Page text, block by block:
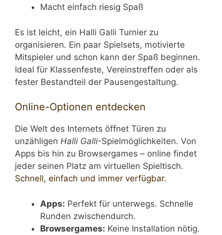
Macht einfach riesig Spaß
Es ist leicht, ein Halli Galli Turnier zu
organisieren. Ein paar Spielsets, motivierte
Mitspieler und schon kann der Spaß beginnen.
Ideal für Klassenfeste, Vereinstreffen oder als
fester Bestandteil der Pausengestaltung.
Online-Optionen entdecken
Die Welt des Internets öffnet Türen zu
unzähligen Halli Galli-Spielmöglichkeiten. Von
Apps bis hin zu Browsergames – online findet
jeder seinen Platz am virtuellen Spieltisch.
Schnell, einfach und immer verfügbar.
Apps: Perfekt für unterwegs. Schnelle
Runden zwischendurch.
Browsergames: Keine Installation nötig.